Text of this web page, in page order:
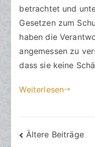
4
.
O
k
o
e
betrachtet und
Gesetzen zum
haben die
angemessen zu
dass sie keine
Weiterlesen
Ältere Beiträge